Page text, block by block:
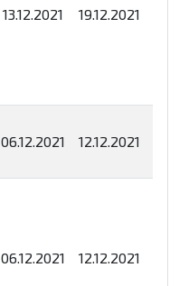
13.12.2021 19.12.2021
06.12.2021 12.12.2021
06.12.2021 12.12.2021